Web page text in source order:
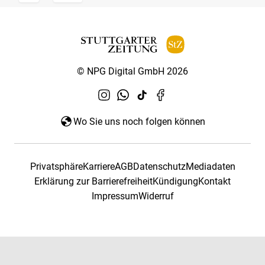
© NPG Digital GmbH 2026
Wo Sie uns noch folgen können
PrivatsphäreKarriereAGBDatenschutzMediadaten
Erklärung zur BarrierefreiheitKündigungKontakt
ImpressumWiderruf